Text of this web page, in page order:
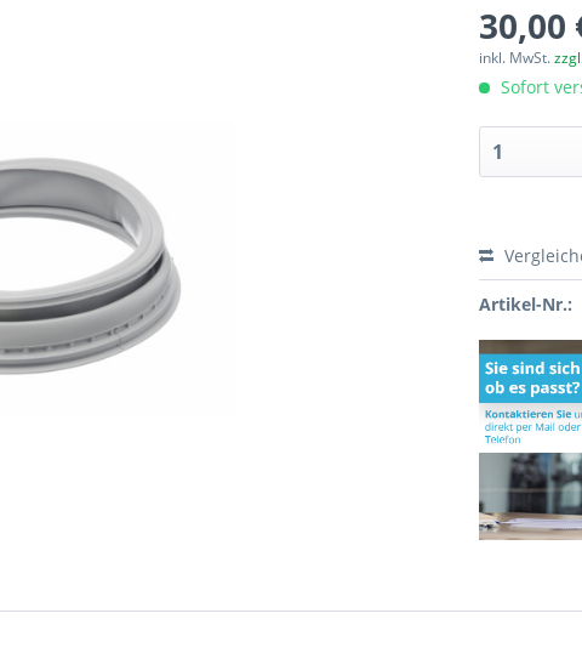
30,00
inkl. MwSt.
Sofort
Artikel-Nr.: